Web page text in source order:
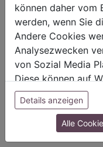
Lust
können daher vom
werden, wenn Sie
Andere Cookies
Analysezwecken
von Sozial Media
Diese können auf
sie unsere
Einwilligung zu
Details anzeigen
Alle